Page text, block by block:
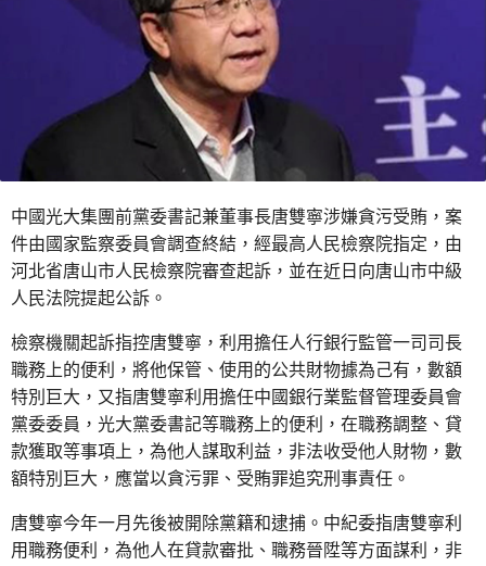
中國光大集團前黨委書記兼董事長唐雙寧涉嫌貪污受賄，案
件由國家監察委員會調查終結，經最高人民檢察院指定，由
河北省唐山市人民檢察院審查起訴，並在近日向唐山市中級
人民法院提起公訴。
檢察機關起訴指控唐雙寧，利用擔任人行銀行監管一司司長
職務上的便利，將他保管、使用的公共財物據為己有，數額
特別巨大，又指唐雙寧利用擔任中國銀行業監督管理委員會
黨委委員，光大黨委書記等職務上的便利，在職務調整、貸
款獲取等事項上，為他人謀取利益，非法收受他人財物，數
額特別巨大，應當以貪污罪、受賄罪追究刑事責任。
唐雙寧今年一月先後被開除黨籍和逮捕。中紀委指唐雙寧利
用職務便利，為他人在貸款審批、職務晉陞等方面謀利，非